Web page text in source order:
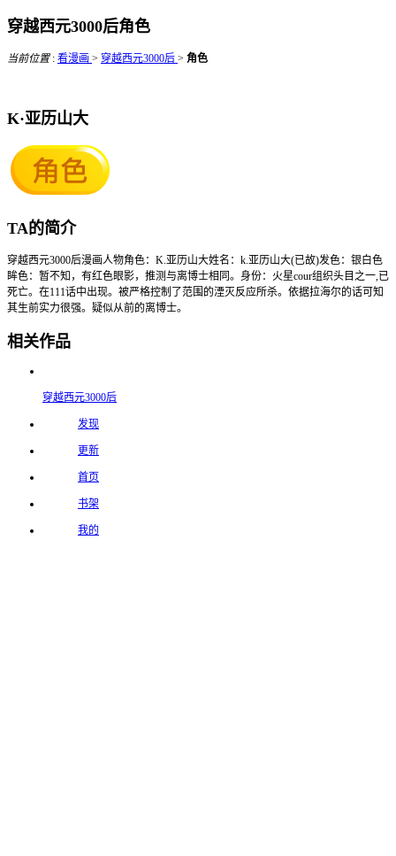
穿越西元3000后角色
当前位置: 看漫画 > 穿越西元3000后 > 角色
K·亚历山大
TA的简介
穿越西元3000后漫画人物角色：K.亚历山大姓名：k.亚历山大(已故)发色：银白色
眸色：暂不知，有红色眼影，推测与离博士相同。身份：火星cour组织头目之一,已
死亡。在111话中出现。被严格控制了范围的湮灭反应所杀。依据拉海尔的话可知
其生前实力很强。疑似从前的离博士。
相关作品
穿越西元3000后
发现
更新
首页
书架
我的